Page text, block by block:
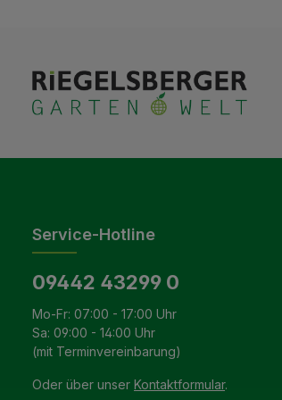
Service-Hotline
09442 43299 0
Mo-Fr: 07:00 - 17:00 Uhr
Sa: 09:00 - 14:00 Uhr
(mit Terminvereinbarung)
Oder über unser Kontaktformular.